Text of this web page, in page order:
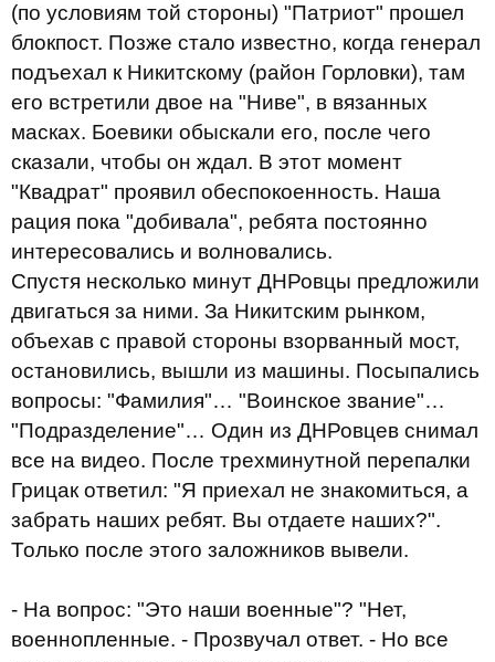
(по условиям той стороны) "Патриот" прошел
блокпост. Позже стало известно, когда генерал
подъехал к Никитскому (район Горловки), там
его встретили двое на "Ниве", в вязанных
масках. Боевики обыскали его, после чего
сказали, чтобы он ждал. В этот момент
"Квадрат" проявил обеспокоенность. Наша
рация пока "добивала", ребята постоянно
интересовались и волновались.
Спустя несколько минут ДНРовцы предложили
двигаться за ними. За Никитским рынком,
объехав с правой стороны взорванный мост,
остановились, вышли из машины. Посыпались
вопросы: "Фамилия"… "Воинское звание"…
"Подразделение"… Один из ДНРовцев снимал
все на видео. После трехминутной перепалки
Грицак ответил: "Я приехал не знакомиться, а
забрать наших ребят. Вы отдаете наших?".
Только после этого заложников вывели.
- На вопрос: "Это наши военные"? "Нет,
военнопленные. - Прозвучал ответ. - Но все